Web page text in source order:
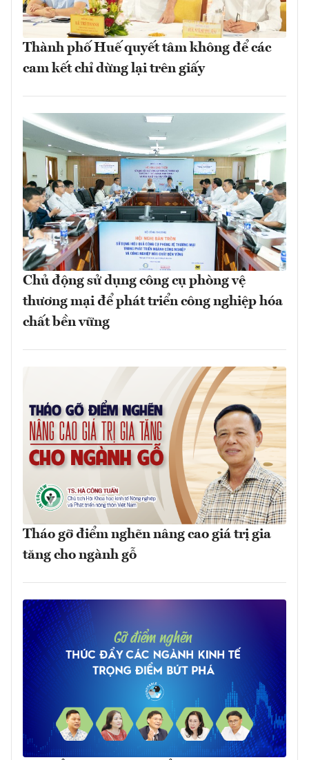
Thành phố Huế quyết tâm không để các
cam kết chỉ dừng lại trên giấy
Chủ động sử dụng công cụ phòng vệ
thương mại để phát triển công nghiệp hóa
chất bền vững
Tháo gỡ điểm nghẽn nâng cao giá trị gia
tăng cho ngành gỗ